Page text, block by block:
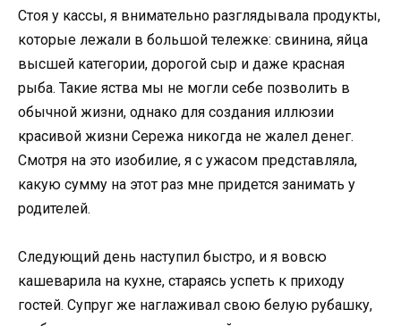
Стоя у кассы, я внимательно разглядывала продукты,
которые лежали в большой тележке: свинина, яйца
высшей категории, дорогой сыр и даже красная
рыба. Такие яства мы не могли себе позволить в
обычной жизни, однако для создания иллюзии
красивой жизни Сережа никогда не жалел денег.
Смотря на это изобилие, я с ужасом представляла,
какую сумму на этот раз мне придется занимать у
родителей.
Следующий день наступил быстро, и я вовсю
кашеварила на кухне, стараясь успеть к приходу
гостей. Супруг же наглаживал свою белую рубашку,